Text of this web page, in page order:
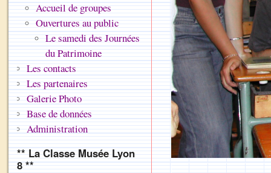
Accueil de groupes
Ouvertures au public
Le samedi des Journées
du Patrimoine
Les contacts
Les partenaires
Galerie Photo
Base de données
Administration
** La Classe Musée Lyon
8 **